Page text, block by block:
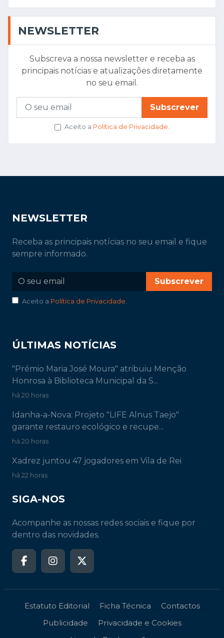
NEWSLETTER
Subscreva a nossa newsletter e receba as
principais notícias e atualizações diretamente
no seu email.
Subscrever
Aceito a Política de Privacidade
NEWSLETTER
Receba as principais notícias no seu email e fique
sempre informado.
Subscrever
Aceito a Política de Privacidade
ÚLTIMAS NOTÍCIAS
"Prémio Maria José Moura" atribuiu Menção
Honrosa à Biblioteca Municipal da S...
há 20 horas
Idanha-a-Nova: Projeto "LIFE Alnus Taejo"
garante restauro ecológico e recupe...
há 20 horas
Xadrez juntou 47 jogadores em Vila de Rei
há 22 horas
SIGA-NOS
Acompanhe as nossas redes sociais e fique por
dentro das novidades.
Estatuto Editorial Ficha Técnica
Contactos
Publicidade
Privacidade e Cookies